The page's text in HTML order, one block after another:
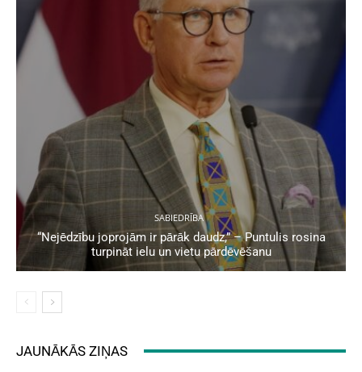
SABIEDRĪBA
“Nejēdzību joprojām ir pārāk daudz,” – Puntulis rosina
turpināt ielu un vietu pārdēvēšanu
JAUNĀKĀS ZIŅAS